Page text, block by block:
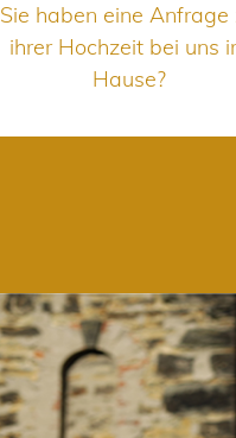
Sie haben eine Anfrage
ihrer Hochzeit bei uns
Hause?